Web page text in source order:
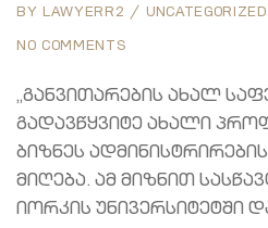
BY LAWYERR2
NO COMMENTS
„განვითარების ახალ
გადავწყვიტე ახალი
ბიზნეს
მიღება. ამ მიზნით
იორკის უნივერსიტეტში